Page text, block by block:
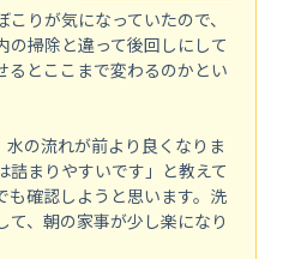
りが気になっていたので、
の掃除と違って後回しにして
るとここまで変わるのかとい
の流れが前より良くなりま
詰まりやすいです」と教えて
も確認しようと思います。洗
、朝の家事が少し楽になり